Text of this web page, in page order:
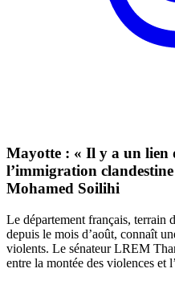
Mayotte : « Il y a un lien
l’immigration
Mohamed Soilihi
Le département français, terrain
depuis le mois d’août, connaît
violents. Le sénateur LREM
entre la montée des violences et